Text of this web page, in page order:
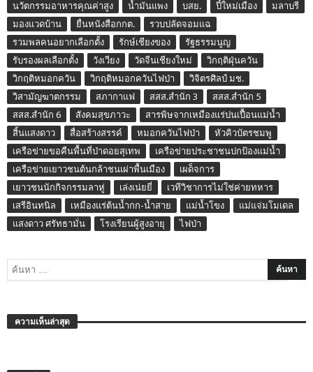
นวัตกรรมอาหารคุณค่าสูง น้ำมันแพง บสย. ปี๋ใหม่เมือง
มลาบรี
มองแวดบ้าน
ยื่นหนังสือกกต.
รวบปลัดจอมแฉ
รวมพลคนอยากเลือกตั้ง
รักษ์เชียงของ
รัฐธรรมนูญ
รับรองผลเลือกตั้ง
วังเวียง วัดจีนเชียงใหม่
วิกฤติฝุ่นควัน
วิกฤติหมอกควัน
วิกฤติหมอกควันไฟป่า
วิจิตรศิลป์ มช.
วิสามัญฆาตกรรม
สภากาแฟ สสส.สำนัก 3
สสส.สำนัก 5
สสส.สำนัก 6
สังคมสุขภาวะ
สารพิษจากเหมืองแร่ปนเปื้อนแม่น้ำ
สิ้นแสงดาว
สื่อสร้างสรรค์ หมอกควันไฟป่า
หัวคิวบัตรชมพู
เครือข่ายขอคืนพื้นที่ป่าดอยสุเทพ
เครือข่ายประชาชนปกป้องแม่น้ำ
เครือข่ายเยาวชนต้นกล้าชนเผ่าพื้นเมือง
เผด็จการ
เยาวชนนักกิจกรรมลาหู่
เล่งเน่ยยี่
เวทีวิชาการไม่ใช่ค่ายทหาร
เสรีอินทนิล
เหมืองแร่ต้นน้ำกก-น้ำสาย แม่น้ำโขง
แม่แจ่มโมเดล
แสงดาว ศรัทธามั่น
โรงเรียนผู้สูงอายุ ไฟป่า
ความเห็นล่าสุด